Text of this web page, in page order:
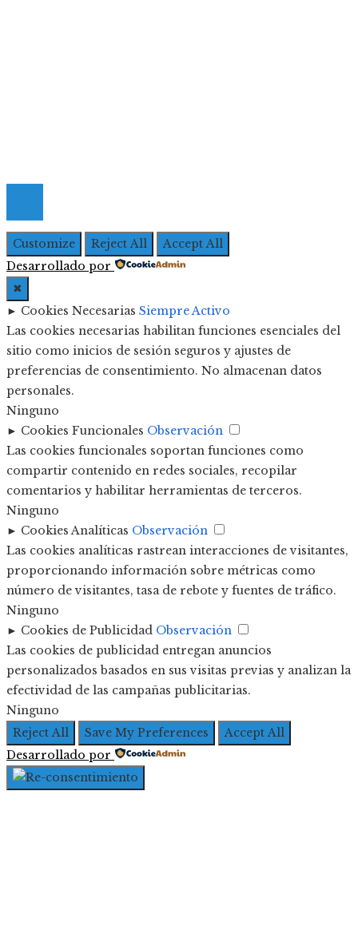
Customize Reject All
Accept All
Desarrollado por
✖
► Cookies Necesarias Siempre Activo
Las cookies necesarias habilitan funciones esenciales del
sitio como inicios de sesión seguros y ajustes de
preferencias de consentimiento. No almacenan datos
personales.
Ninguno
► Cookies Funcionales Observación
Las cookies funcionales soportan funciones como
compartir contenido en redes sociales, recopilar
comentarios y habilitar herramientas de terceros.
Ninguno
► Cookies Analíticas Observación
Las cookies analíticas rastrean interacciones de visitantes,
proporcionando información sobre métricas como
número de visitantes, tasa de rebote y fuentes de tráfico.
Ninguno
► Cookies de Publicidad Observación
Las cookies de publicidad entregan anuncios
personalizados basados en sus visitas previas y analizan la
efectividad de las campañas publicitarias.
Ninguno
Reject All
Save My Preferences
Accept All
Desarrollado por